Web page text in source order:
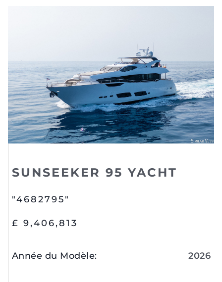
SUNSEEKER 95 YACHT
"4682795"
£ 9,406,813
Année du Modèle: 2026